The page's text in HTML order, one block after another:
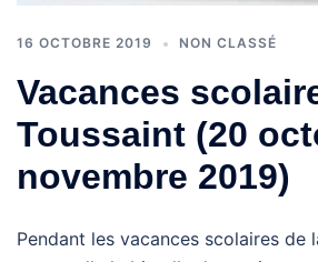
16 OCTOBRE 2019 NON CLASSÉ
Vacances
Toussaint (20
novembre 2019)
Pendant les vacances scolaires de